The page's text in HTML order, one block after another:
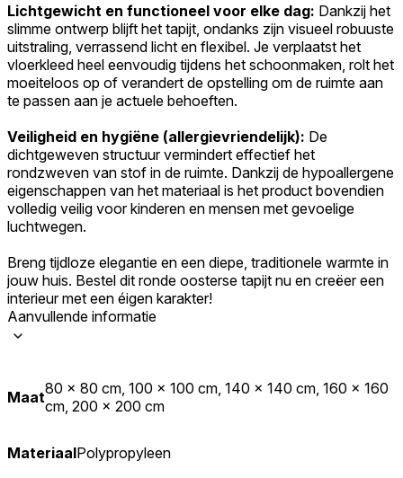
Lichtgewicht en functioneel voor elke dag: Dankzij het
slimme ontwerp blijft het tapijt, ondanks zijn visueel robuuste
uitstraling, verrassend licht en flexibel. Je verplaatst het
vloerkleed heel eenvoudig tijdens het schoonmaken, rolt het
moeiteloos op of verandert de opstelling om de ruimte aan
te passen aan je actuele behoeften.
Veiligheid en hygiëne (allergievriendelijk): De
dichtgeweven structuur vermindert effectief het
rondzweven van stof in de ruimte. Dankzij de hypoallergene
eigenschappen van het materiaal is het product bovendien
volledig veilig voor kinderen en mensen met gevoelige
luchtwegen.
Breng tijdloze elegantie en een diepe, traditionele warmte in
jouw huis. Bestel dit ronde oosterse tapijt nu en creëer een
interieur met een éigen karakter!
Aanvullende informatie
Maat80 x 80 cm, 100 x 100 cm, 140 x 140 cm, 160 x 160
cm, 200 x 200 cm
MateriaalPolypropyleen